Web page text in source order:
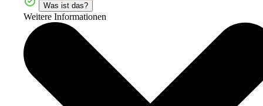
Was ist das?
Weitere Informationen